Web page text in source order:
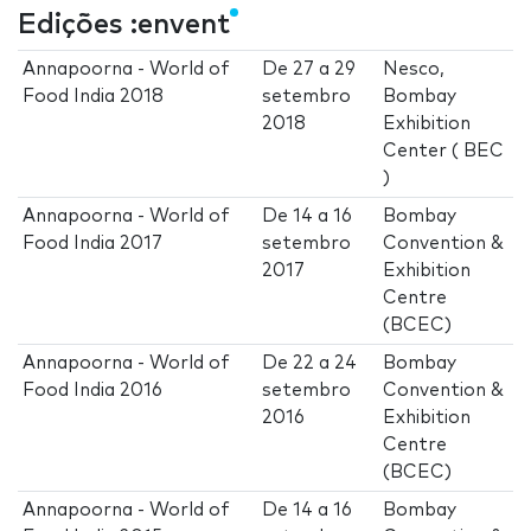
Edições :envent
Annapoorna - World of
Food India 2018
De 27 a 29
setembro
2018
Nesco,
Bombay
Exhibition
Center ( BEC
)
Annapoorna - World of
Food India 2017
De14 a16
setembro
2017
Bombay
Convention &
Exhibition
Centre
(BCEC)
Annapoorna - World of
Food India 2016
De 22 a 24
setembro
2016
Bombay
Convention &
Exhibition
Centre
(BCEC)
Annapoorna - World of
De14 a16
Bombay